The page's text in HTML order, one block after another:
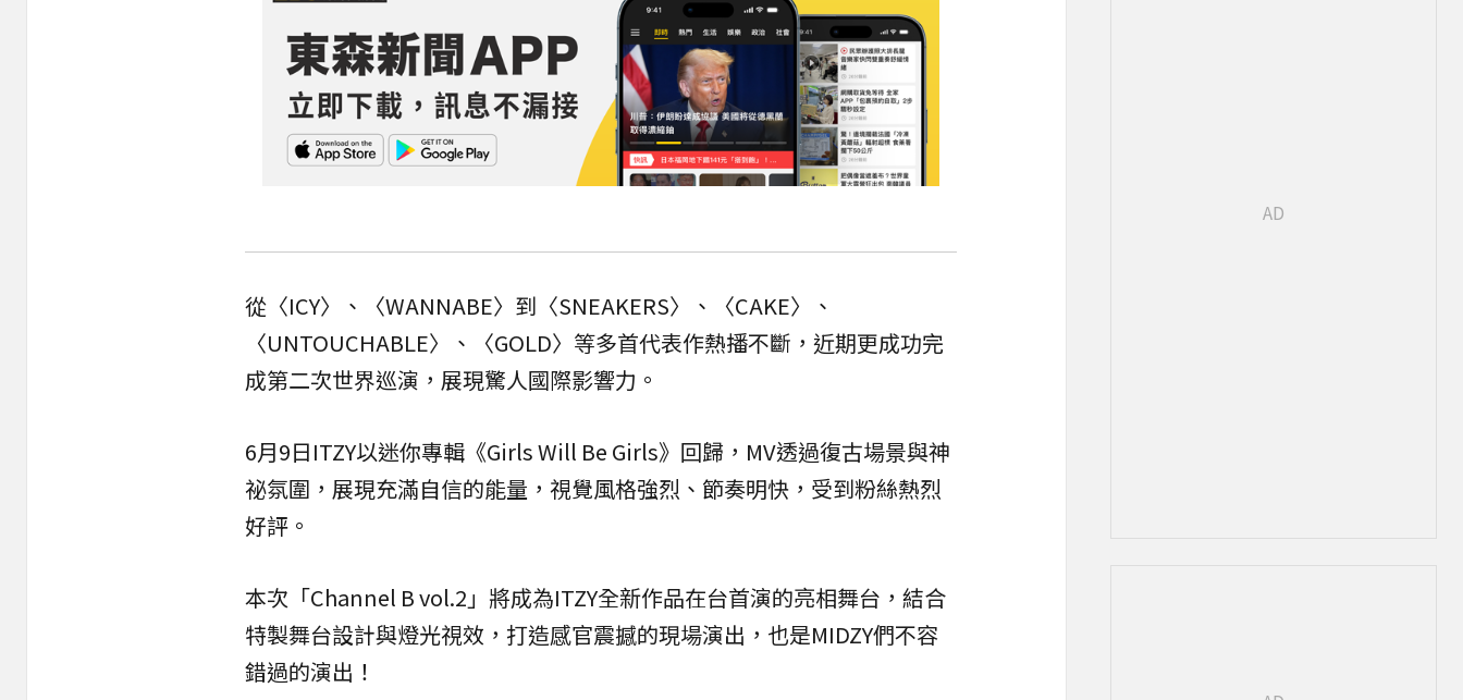
從〈ICY〉、〈WANNABE〉到〈SNEAKERS〉、〈CAKE〉、
〈UNTOUCHABLE〉、〈GOLD〉等多首代表作熱播不斷，近期更成功完
成第二次世界巡演，展現驚人國際影響力。
6月9日ITZY以迷你專輯《Girls Will Be Girls》回歸，MV透過復古場景與神
祕氛圍，展現充滿自信的能量，視覺風格強烈、節奏明快，受到粉絲熱烈
好評。
本次「Channel B vol.2」將成為ITZY全新作品在台首演的亮相舞台，結合
特製舞台設計與燈光視效，打造感官震撼的現場演出，也是MIDZY們不容
錯過的演出！